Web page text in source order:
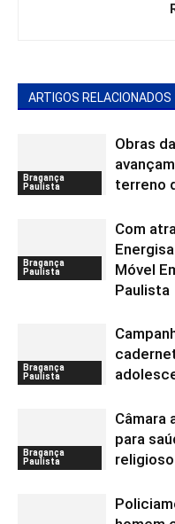
ARTIGOS RELACIONADOS
Bragança
Paulista
Obras
terreno
Bragança
Paulista
Com
Móvel
Paulista
Bragança
Paulista
Bragança
Paulista
Câmara
para